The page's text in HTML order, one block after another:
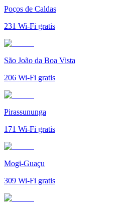
Poços de Caldas
231 Wi-Fi gratis
São João da Boa Vista
206 Wi-Fi gratis
Pirassununga
171 Wi-Fi gratis
Mogi-Guaçu
309 Wi-Fi gratis